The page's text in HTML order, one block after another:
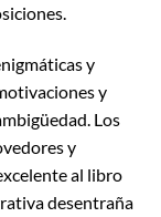
y
y
Los
y
al libro
desentraña